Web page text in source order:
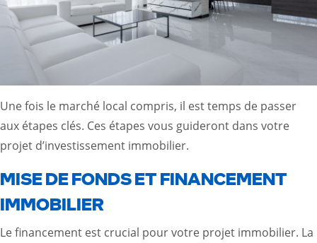
Une fois le marché local compris, il est temps de passer
aux étapes clés. Ces étapes vous guideront dans votre
projet d’investissement immobilier.
MISE DE FONDS ET FINANCEMENT
IMMOBILIER
Le financement est crucial pour votre projet immobilier. La